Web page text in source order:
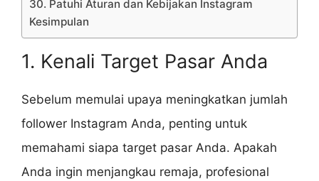
30. Patuhi Aturan dan Kebijakan Instagram
Kesimpulan
1. Kenali Target Pasar Anda
Sebelum memulai upaya meningkatkan jumlah
follower Instagram Anda, penting untuk
memahami siapa target pasar Anda. Apakah
Anda ingin menjangkau remaja, profesional